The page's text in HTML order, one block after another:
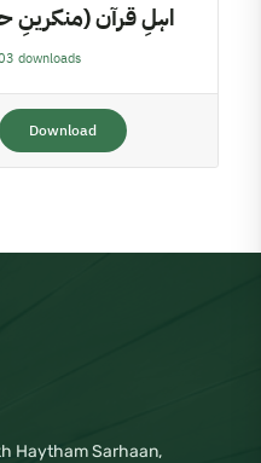
اہلِ قرآن (منکرینِ
downloads
Download
Haytham Sarhaan,